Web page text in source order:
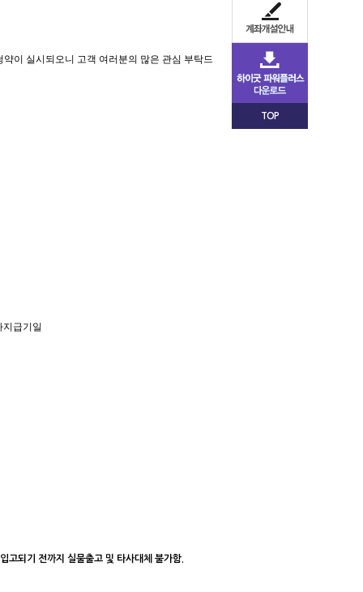
이 실시되오니 고객 여러분의 많은 관심 부탁드
급기일
되기 전까지 실물출고 및 타사대체 불가함.
TOP